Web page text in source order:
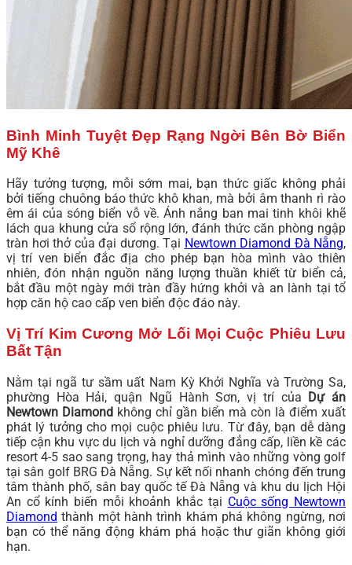
Bình Minh Tuyệt Đẹp Rạng Ngời Bên Bờ Biển
Mỹ Khê
Hãy tưởng tượng, mỗi sớm mai, bạn thức giấc không phải
bởi tiếng chuông báo thức khô khan, mà bởi âm thanh rì rào
êm ái của sóng biển vỗ về. Ánh nắng ban mai tinh khôi khẽ
lách qua khung cửa sổ rộng lớn, đánh thức căn phòng ngập
tràn hơi thở của đại dương. Tại Newtown Diamond Đà Nẵng,
vị trí ven biển đắc địa cho phép bạn hòa mình vào thiên
nhiên, đón nhận nguồn năng lượng thuần khiết từ biển cả,
bắt đầu một ngày mới tràn đầy hứng khởi và an lành tại tổ
hợp căn hộ cao cấp ven biển độc đáo này.
Vị Trí Kim Cương Mở Lối Mọi Cuộc Phiêu Lưu
Bất Tận
Nằm tại ngã tư sầm uất Nam Kỳ Khởi Nghĩa và Trường Sa,
phường Hòa Hải, quận Ngũ Hành Sơn, vị trí của Dự án
Newtown Diamond không chỉ gần biển mà còn là điểm xuất
phát lý tưởng cho mọi cuộc phiêu lưu. Từ đây, bạn dễ dàng
tiếp cận khu vực du lịch và nghỉ dưỡng đẳng cấp, liền kề các
resort 4-5 sao sang trọng, hay thả mình vào những vòng golf
tại sân golf BRG Đà Nẵng. Sự kết nối nhanh chóng đến trung
tâm thành phố, sân bay quốc tế Đà Nẵng và khu du lịch Hội
An cổ kính biến mỗi khoảnh khắc tại Cuộc sống Newtown
Diamond thành một hành trình khám phá không ngừng, nơi
bạn có thể năng động khám phá hoặc thư giãn không giới
hạn.